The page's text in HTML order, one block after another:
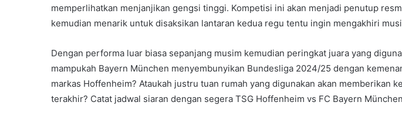
memperlihatkan menjanjikan gengsi tinggi. Kompetisi ini akan menjadi penutup
kemudian menarik untuk disaksikan lantaran kedua regu tentu ingin mengakhiri
Dengan performa luar biasa sepanjang musim kemudian peringkat juara yang
mampukah Bayern München menyembunyikan Bundesliga 2024/25 dengan
markas Hoffenheim? Ataukah justru tuan rumah yang digunakan akan memberikan
terakhir? Catat jadwal siaran dengan segera TSG Hoffenheim vs FC Bayern